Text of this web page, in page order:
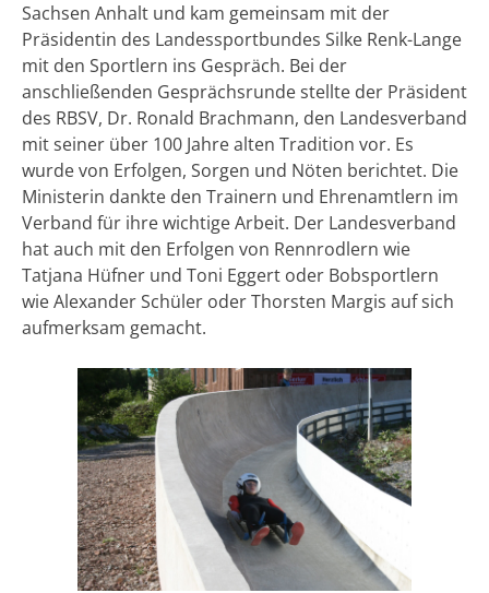
Sachsen Anhalt und kam gemeinsam mit der
Präsidentin des Landessportbundes Silke Renk-Lange
mit den Sportlern ins Gespräch. Bei der
anschließenden Gesprächsrunde stellte der Präsident
des RBSV, Dr. Ronald Brachmann, den Landesverband
mit seiner über 100 Jahre alten Tradition vor. Es
wurde von Erfolgen, Sorgen und Nöten berichtet. Die
Ministerin dankte den Trainern und Ehrenamtlern im
Verband für ihre wichtige Arbeit. Der Landesverband
hat auch mit den Erfolgen von Rennrodlern wie
Tatjana Hüfner und Toni Eggert oder Bobsportlern
wie Alexander Schüler oder Thorsten Margis auf sich
aufmerksam gemacht.